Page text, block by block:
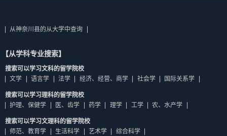
从神奈川县的从大学中查询
【从学科专业搜索】
搜索可以学习文科的留学院校
文学
语言学 法学 经济、经营、商学 社会学 国际关系学
搜索可以学习理科的留学院校
护理、保健学
医、齿学 药学 理学 工学 农、水产学
搜索可以学习文理科的留学院校
师范、教育学
生活科学 艺术学 综合科学